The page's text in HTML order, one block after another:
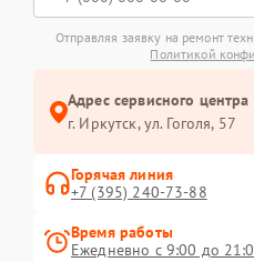
Отправляя заявку на ремонт
Политикой
Адрес сервисного центра
г. Иркутск, ул. ​Гоголя, 57
Горячая линия
+7 (395) 240-73-88
Время работы
Ежедневно с 9:00 до